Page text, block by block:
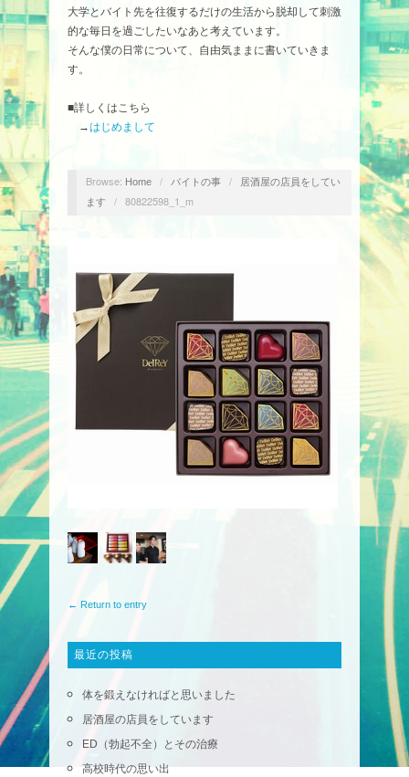
大学とバイト先を往復するだけの生活から脱却して刺激
的な毎日を過ごしたいなあと考えています。
そんな僕の日常について、自由気ままに書いていきま
す。
■詳しくはこちら
→はじめまして
Browse: Home / バイトの事 /
居酒屋の店員をしてい
ます
/ 80822598_1_m
← Return to entry
最近の投稿
体を鍛えなければと思いました
居酒屋の店員をしています
ED（勃起不全）とその治療
高校時代の思い出